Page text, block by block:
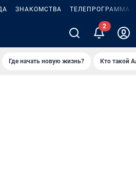
ЗНАКОМСТВА ТЕЛЕПРОГРАММА
Где начать новую жизнь? Кто такой